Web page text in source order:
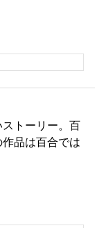
トーリー。百
品は百合では